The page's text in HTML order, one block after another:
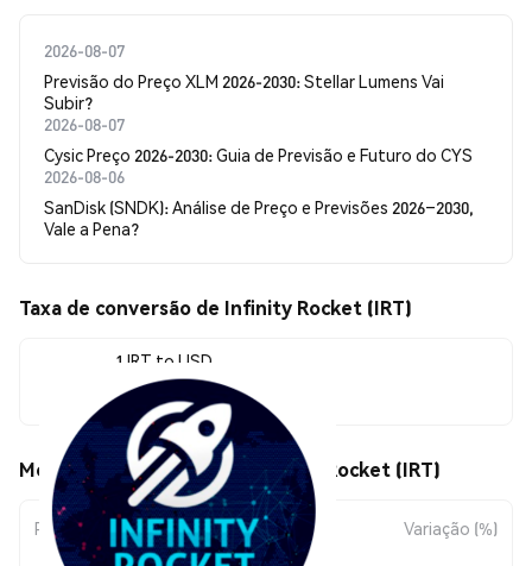
2026-08-07
Previsão do Preço XLM 2026-2030: Stellar Lumens Vai
Subir?
2026-08-07
Cysic Preço 2026-2030: Guia de Previsão e Futuro do CYS
2026-08-06
SanDisk (SNDK): Análise de Preço e Previsões 2026–2030,
Vale a Pena?
Taxa de conversão de Infinity Rocket (IRT)
1 IRT to USD
$0.00227115
Movimentos de preço de Infinity Rocket (IRT)
Período Variação do Valor Variação (%)